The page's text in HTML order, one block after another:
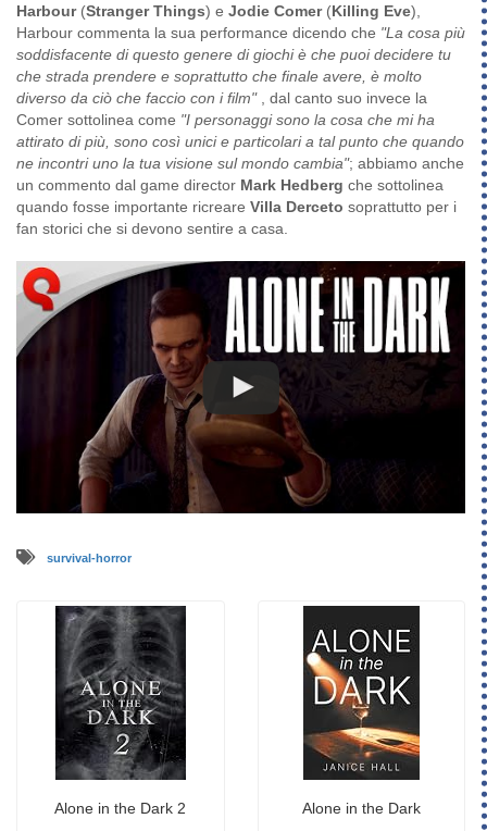
Harbour(Stranger Things) e Jodie Comer(Killing Eve),
Harbour commenta la sua performance dicendo che "La cosa più
soddisfacente di questo genere di giochi è che puoi decidere tu
che strada prendere e soprattutto che finale avere, è molto
diverso da ciò che faccio con i film", dal canto suo invece la
Comer sottolinea come "I personaggi sono la cosa che mi ha
attirato di più, sono così unici e particolari a tal punto che quando
ne incontri uno la tua visione sul mondo cambia"; abbiamo anche
un commento dal game director Mark Hedberg che sottolinea
quando fosse importante ricreare Villa Derceto soprattutto per i
fan storici che si devono sentire a casa.
survival-horror
Alone in the Dark 2 Alone in the Dark